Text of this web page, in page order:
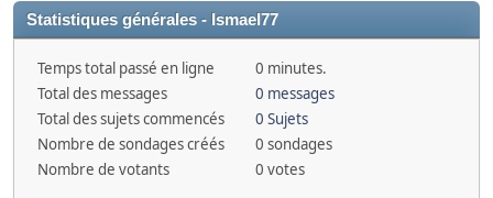
Statistiques générales - Ismael77
Temps total passé en ligne
0 minutes.
Total des messages
0 messages
Total des sujets commencés
0 Sujets
Nombre de sondages créés
0 sondages
Nombre de votants
0 votes